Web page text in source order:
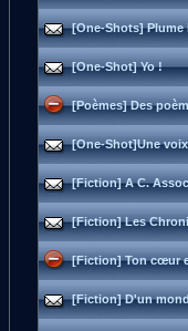
[One-Shots] Plume
[One-Shot] Yo !
[Poèmes] Des
[One-Shot]Une
[Fiction] A C.
[Fiction] Les
[Fiction] Ton cœur
[Fiction] D'un